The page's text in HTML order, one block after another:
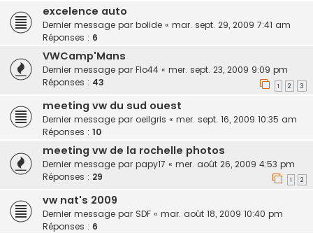
excelence auto
Dernier message par bolide « mar. sept. 29, 2009 7:41 am
Réponses : 6
VWCamp'Mans
Dernier message par Flo44 « mer. sept. 23, 2009 9:09 pm
Réponses : 43 1 2 3
meeting vw du sud ouest
Dernier message par oeilgris « mer. sept. 16, 2009 10:35 am
Réponses : 10
meeting vw de la rochelle photos
Dernier message par papy17 « mer. août 26, 2009 4:53 pm
Réponses : 29 1 2
vw nat's 2009
Dernier message par SDF « mar. août 18, 2009 10:40 pm
Réponses : 6